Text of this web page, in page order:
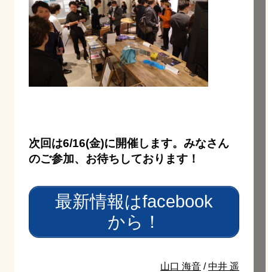
次回は6/16(金)に開催します。みなさん
のご参加、お待ちしております！
最新情報はfacebook
から！
山口 海音 /中井 遥